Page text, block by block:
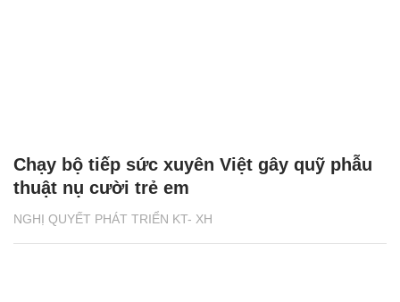
NGHỊ QUYẾT PHÁT TRIỂN KT- XH
Chạy bộ tiếp sức xuyên Việt gây quỹ phẫu
thuật nụ cười trẻ em